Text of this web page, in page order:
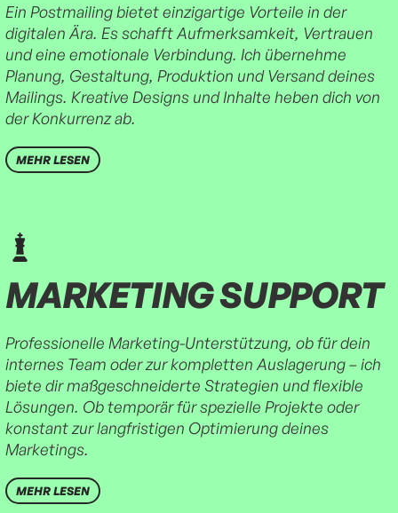
Ein Postmailing bietet einzigartige Vorteile in der
digitalen Ära. Es schafft Aufmerksamkeit, Vertrauen
und eine emotionale Verbindung. Ich übernehme
Planung, Gestaltung, Produktion und Versand deines
Mailings. Kreative Designs und Inhalte heben dich von
der Konkurrenz ab.
MEHR LESEN
MARKETING SUPPORT
Professionelle Marketing-Unterstützung, ob für dein
internes Team oder zur kompletten Auslagerung – ich
biete dir maßgeschneiderte Strategien und flexible
Lösungen. Ob temporär für spezielle Projekte oder
konstant zur langfristigen Optimierung deines
Marketings.
MEHR LESEN